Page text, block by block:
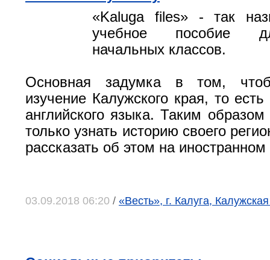
«Kaluga files» - так
учебное пособие
начальных классов.
Основная задумка в том,
изучение Калужского края, то
английского языка. Таким
только узнать историю своего
рассказать об этом на
03.09.2018 06:20 / «Весть», г. Калуга,